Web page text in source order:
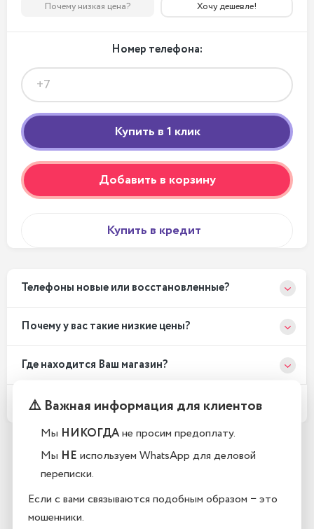
Почему низкая цена? Хочу дешевле!
Номер телефона:
Добавить в корзину
Купить в кредит
Телефоны новые или восстановленные?
Почему у вас такие низкие цены?
Где находится Ваш магазин?
Какой срок гарантии?
Остались вопросы?
С 10:00 до 21:00, без выходных
⚠️ Важная информация для клиентов
Мы НИКОГДАне просим предоплату.
Мы НЕ используем WhatsApp для деловой
переписки.
Если с вами связываются подобным образом − это
мошенники.